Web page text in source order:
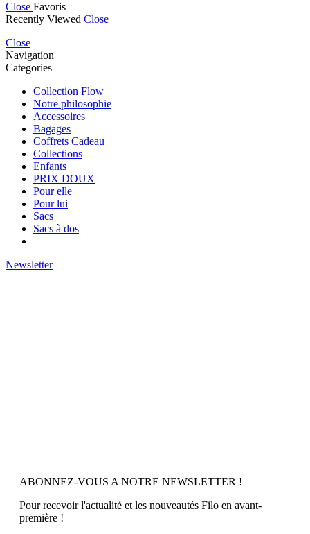
Close Favoris
Recently Viewed Close
Close
Navigation
Categories
Collection Flow
Notre philosophie
Accessoires
Bagages
Coffrets Cadeau
Collections
Enfants
PRIX DOUX
Pour elle
Pour lui
Sacs
Sacs à dos
Newsletter
ABONNEZ-VOUS A NOTRE NEWSLETTER !
Pour recevoir l'actualité et les nouveautés Filo en avant-
première !